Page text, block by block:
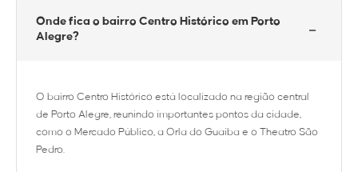
Onde fica o bairro Centro Histórico em Porto
Alegre?
−
O bairro Centro Histórico está localizado na região central
de Porto Alegre, reunindo importantes pontos da cidade,
como o Mercado Público, a Orla do Guaíba e o Theatro São
Pedro.